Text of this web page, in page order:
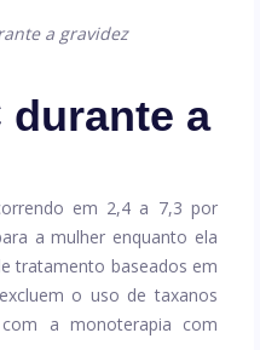
a gravidez
durante a
em 2,4 a 7,3 por
a mulher enquanto ela
tratamento baseados em
o uso de taxanos
a monoterapia com